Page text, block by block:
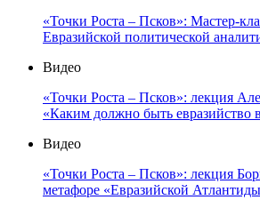
«Точки Роста – Псков»: Мастер-
Евразийской политической
Видео
«Точки Роста – Псков»: лекция
«Каким должно быть евразийство
Видео
«Точки Роста – Псков»: лекция
метафоре «Евразийской